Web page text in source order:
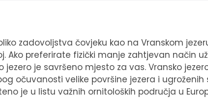
zadovoljstva čovjeku kao na Vranskom
Ako preferirate fizički manje zahtjevan način
jezero je savršeno mjesto za vas. Vransko
očuvanosti velike površine jezera i
je u listu važnih ornitoloških područja u